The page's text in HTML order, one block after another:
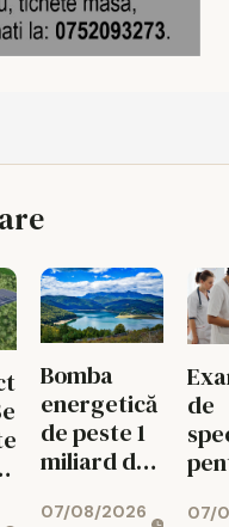
Bomba
energetică
de peste 1
miliard de
Bicaz! Un
07/08/2026
de
07/